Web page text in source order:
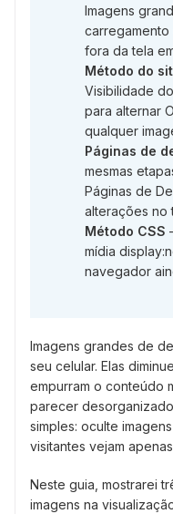
Imagens
fora da tela
Método do
Visibilidade
para alternar
qualquer
Páginas de
mesmas
Páginas de
alterações no
Método CSS
mídia
navegador
Imagens grandes de
seu celular. Elas
empurram o conteúdo
parecer
simples: oculte
visitantes vejam
Neste guia, mostrarei
imagens na